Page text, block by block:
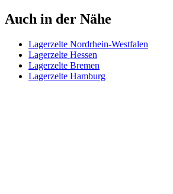
Auch in der Nähe
Lagerzelte Nordrhein-Westfalen
Lagerzelte Hessen
Lagerzelte Bremen
Lagerzelte Hamburg